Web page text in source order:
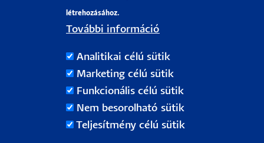
H-7622 Pécs, Vasvári Pál utca. 4.
Tel.:+36-72/501-500
Rektori Kabinet: +36 30/787-2913
létrehozásához.
További információ
Analitikai célú sütik
Marketing célú sütik
Funkcionális célú sütik
Nem besorolható sütik
Teljesítmény célú sütik